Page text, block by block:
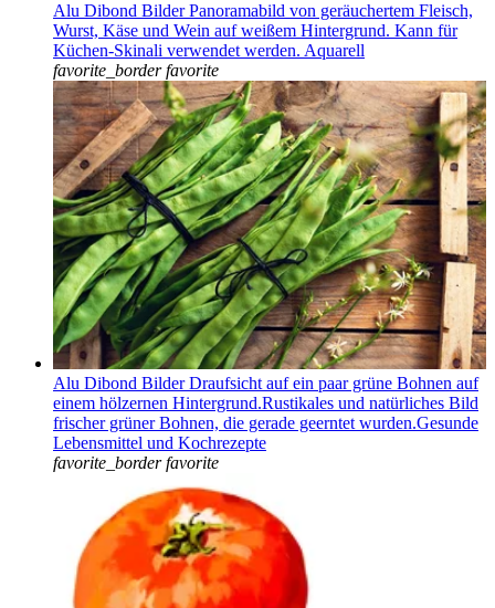
Alu Dibond Bilder Panoramabild von geräuchertem Fleisch,
Wurst, Käse und Wein auf weißem Hintergrund. Kann für
Küchen-Skinali verwendet werden. Aquarell
favorite_border favorite
Alu Dibond Bilder Draufsicht auf ein paar grüne Bohnen auf
einem hölzernen Hintergrund.Rustikales und natürliches Bild
frischer grüner Bohnen, die gerade geerntet wurden.Gesunde
Lebensmittel und Kochrezepte
favorite_border favorite